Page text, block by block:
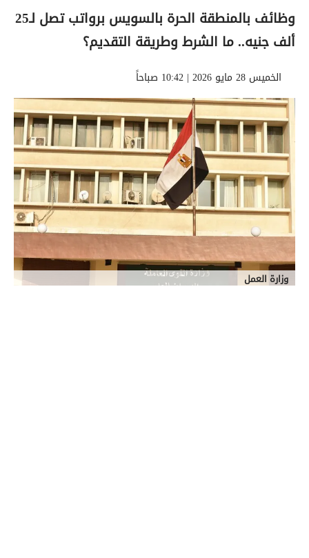
وظائف بالمنطقة الحرة بالسويس برواتب تصل لـ25
ألف جنيه.. ما الشرط وطريقة التقديم؟
الخميس 28 مايو 2026 | 10:42 صباحاً
وزارة العمل